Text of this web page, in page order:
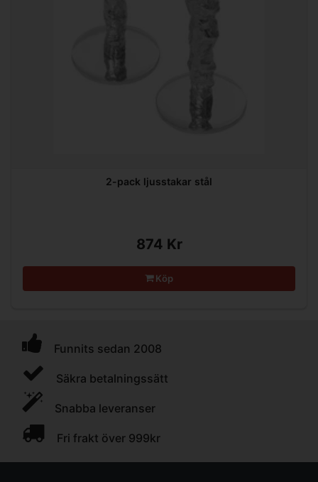
2-pack ljusstakar stål
874 Kr
Köp
Funnits sedan 2008
Säkra betalningssätt
Snabba leveranser
Fri frakt över 999kr